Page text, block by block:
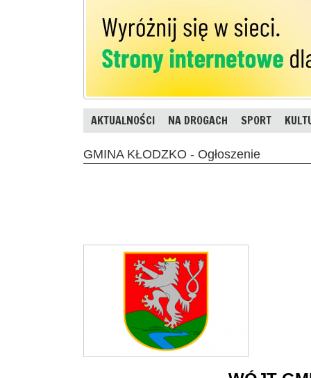
AKTUALNOŚCI NA DROGACH SPORT
GMINA KŁODZKO - Ogłoszenie